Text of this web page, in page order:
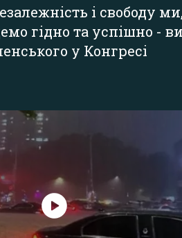
і свободу
гідно та успішно -
у Конгресі